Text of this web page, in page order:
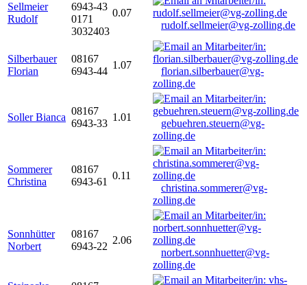
Sellmeier
Rudolf
6943-43
0171
3032403
0.07
rudolf.sellmeier@vg-zolling.de
Silberbauer
Florian
08167
6943-44
1.07
florian.silberbauer@vg-
zolling.de
Soller Bianca
08167
6943-33
1.01
gebuehren.steuern@vg-
zolling.de
Sommerer
Christina
08167
6943-61
0.11
christina.sommerer@vg-
zolling.de
Sonnhütter
Norbert
08167
6943-22
2.06
norbert.sonnhuetter@vg-
zolling.de